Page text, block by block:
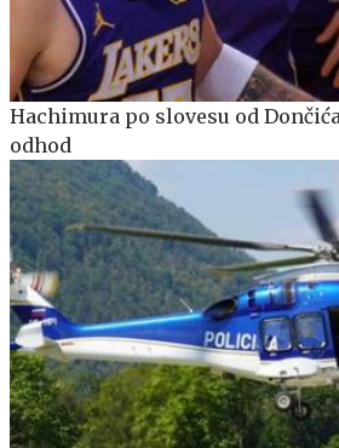
Hachimura po slovesu od
odhod